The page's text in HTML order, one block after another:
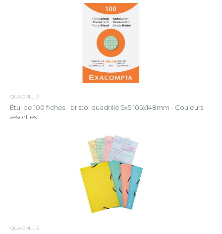
QUADRILLÉ
Étui de 100 fiches - bristol quadrillé 5x5 105x148mm - Couleurs
assorties
QUADRILLÉ